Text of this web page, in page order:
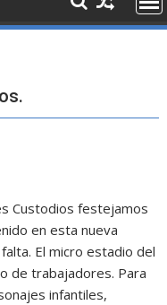
Custodios festejamos
en esta nueva
El micro estadio del
de trabajadores. Para
infantiles,